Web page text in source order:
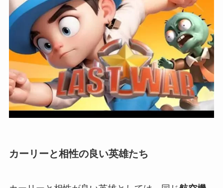
カーリーと相性の良い英雄たち